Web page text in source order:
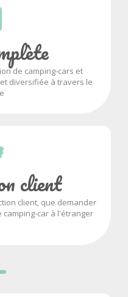
de camping-cars et
diversifiée à travers le
client
client, que demander
car à l'étranger